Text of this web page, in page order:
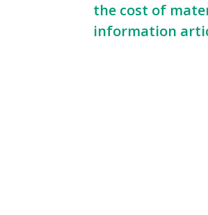
the cost of
information